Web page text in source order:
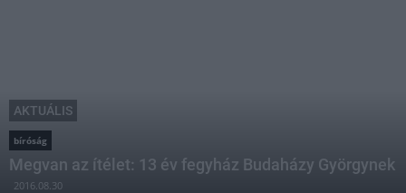
AKTUÁLIS
bíróság
Megvan az ítélet: 13 év fegyház Budaházy Györgynek
2016.08.30